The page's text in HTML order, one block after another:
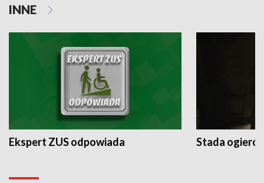
INNE
Ekspert ZUS odpowiada Stada